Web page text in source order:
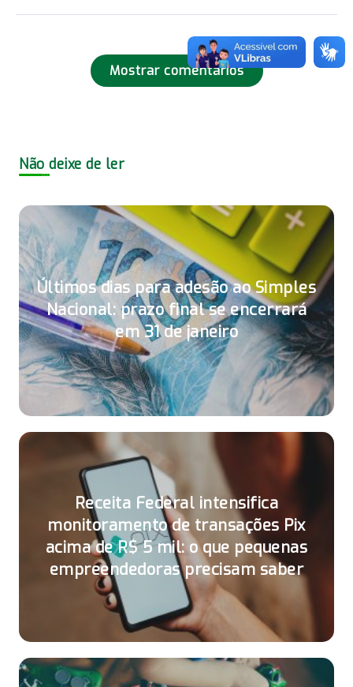
Mostrar comentários
Não deixe de ler
Últimos dias para adesão ao Simples
Nacional: prazo final se encerrará
em 31 de janeiro
Receita Federal intensifica
monitoramento de transações Pix
acima de R$ 5 mil: o que pequenas
empreendedoras precisam saber